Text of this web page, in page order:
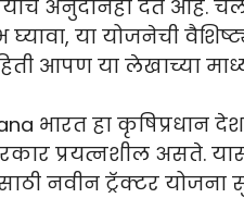
अनुदानही देत आहे.
या योजनेची
आपण या लेखाच्या
भारत हा कृषिप्रधान
प्रयत्नशील असते.
नवीन ट्रॅक्टर